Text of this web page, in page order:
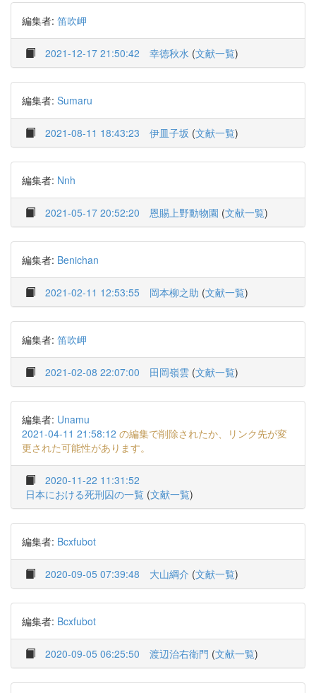
編集者: 笛吹岬
2021-12-17 21:50:42 幸徳秋水 (文献一覧)
編集者: Sumaru
2021-08-11 18:43:23 伊皿子坂 (文献一覧)
編集者: Nnh
2021-05-17 20:52:20 恩賜上野動物園 (文献一覧)
編集者: Benichan
2021-02-11 12:53:55 岡本柳之助 (文献一覧)
編集者: 笛吹岬
2021-02-08 22:07:00 田岡嶺雲 (文献一覧)
編集者: Unamu
2021-04-11 21:58:12 の編集で削除されたか、リンク先が変
更された可能性があります。
2020-11-22 11:31:52
日本における死刑囚の一覧 (文献一覧)
編集者: Bcxfubot
2020-09-05 07:39:48 大山綱介 (文献一覧)
編集者: Bcxfubot
2020-09-05 06:25:50 渡辺治右衛門 (文献一覧)